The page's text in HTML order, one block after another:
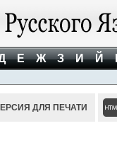
Е Ж З И Й
ДЛЯ ПЕЧАТИ